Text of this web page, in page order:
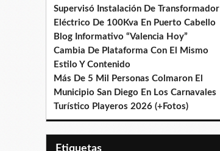
Supervisó Instalación De Transformador
Eléctrico De 100Kva En Puerto Cabello
Blog Informativo “Valencia Hoy”
Cambia De Plataforma Con El Mismo
Estilo Y Contenido
Más De 5 Mil Personas Colmaron El
Municipio San Diego En Los Carnavales
Turístico Playeros 2026 (+Fotos)
Etiquetas